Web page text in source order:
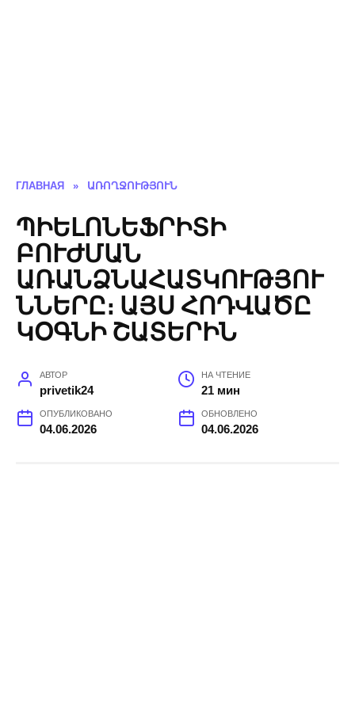
ГЛАВНАЯ » ԱՌՈՂՋՈՒԹՅՈՒՆ
ՊԻԵԼՈՆԵՖՐԻՏԻ
ԲՈՒԺՄԱՆ
ԱՌԱՆՁՆԱՀԱՏԿՈՒԹՅՈՒ
ՆՆԵՐԸ։ ԱՅՍ ՀՈԴՎԱԾԸ
ԿՕԳՆԻ ՇԱՏԵՐԻՆ
АВТОР
privetik24
НА ЧТЕНИЕ
21 мин
ОПУБЛИКОВАНО
04.06.2026
ОБНОВЛЕНО
04.06.2026